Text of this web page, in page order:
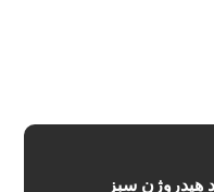
هیدروژن سبز